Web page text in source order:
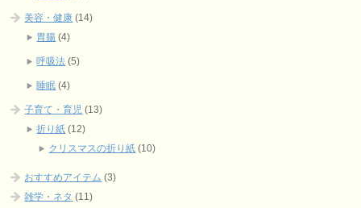
美容・健康 (14)
胃腸 (4)
呼吸法 (5)
睡眠 (4)
子育て・育児 (13)
折り紙 (12)
クリスマスの折り紙 (10)
おすすめアイテム (3)
雑学・ネタ (11)